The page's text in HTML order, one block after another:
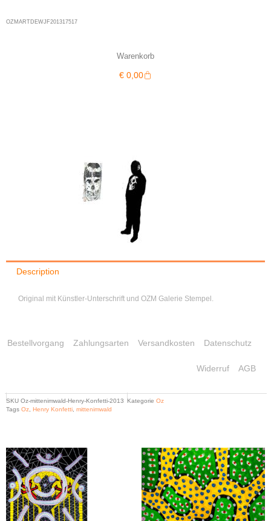
OZMARTDEWJF201317517
Warenkorb
€ 0,00Warenkorb
Description
Original mit Künstler-Unterschrift und OZM Galerie Stempel.
Bestellvorgang Zahlungsarten Versandkosten Datenschutz
Widerruf AGB
SKU Oz-mittenimwald-Henry-Konfetti-2013 Kategorie Oz
Tags Oz, Henry Konfetti, mittenimwald